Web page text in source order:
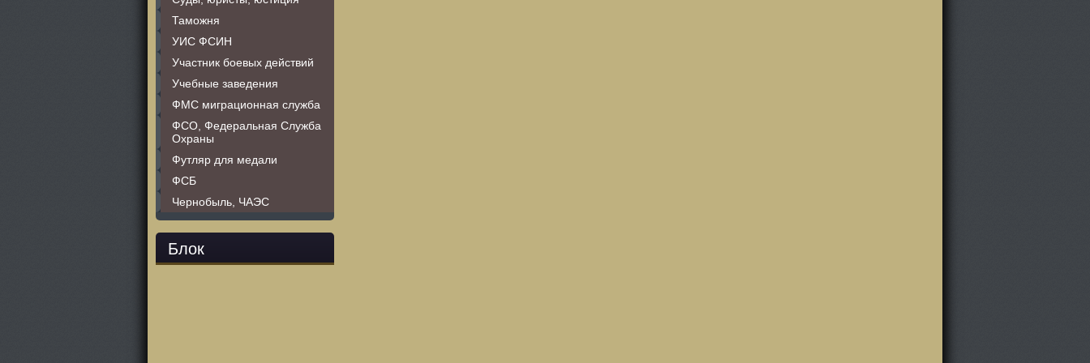
Таможня
УИС ФСИН
Участник боевых действий
Учебные заведения
ФМС миграционная служба
ФСО, Федеральная Служба
Охраны
Футляр для медали
ФСБ
Чернобыль, ЧАЭС
Блок